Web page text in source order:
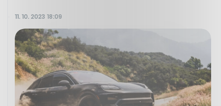
11. 10. 2023 18:09